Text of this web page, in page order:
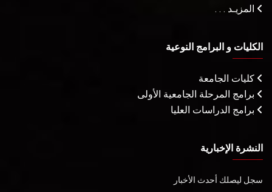
المزيـد . . .
الكليات و البرامج النوعية
كليات الجامعة
برامج المرحلة الجامعية الأولى
برامج الدراسات العليا
النشرة الإخبارية
سجل ليصلك أحدث الأخبار